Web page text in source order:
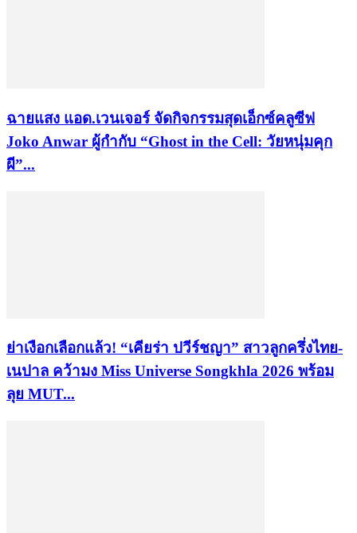
ฉายแสง แอด.เวนเจอร์ จัดกิจกรรมสุดเอ็กซ์คลูซีฟ
Joko Anwar ผู้กำกับ “Ghost in the Cell: วัยหนุ่มคุก
ผี”...
ย่าเงือกเลือกแล้ว! “เคียร่า ปวีร์ชญา” สาวลูกครึ่งไทย-
เนปาล คว้ามง Miss Universe Songkhla 2026 พร้อม
ลุย MUT...